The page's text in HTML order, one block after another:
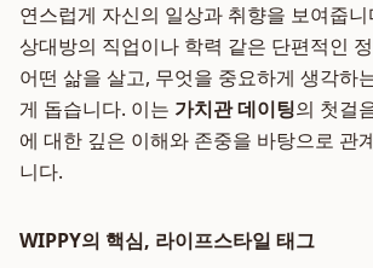
연스럽게 자신의 일상과 취향을 보여줍
상대방의 직업이나 학력 같은 단편적인
어떤 삶을 살고, 무엇을 중요하게 생각하
게 돕습니다. 이는 가치관 데이팅의 첫걸
에 대한 깊은 이해와 존중을 바탕으로 관
니다.
WIPPY의 핵심, 라이프스타일 태그